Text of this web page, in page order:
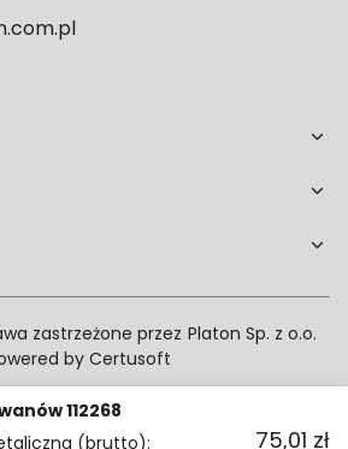
112268
(brutto):
75,01 zł
zastrzeżone przez Platon Sp. z o.o.
byCertusoft